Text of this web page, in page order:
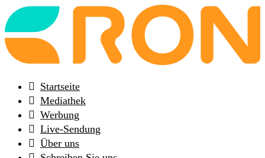
Back
to
frontpage
Startseite
Mediathek
Werbung
Live-Sendung
Über uns